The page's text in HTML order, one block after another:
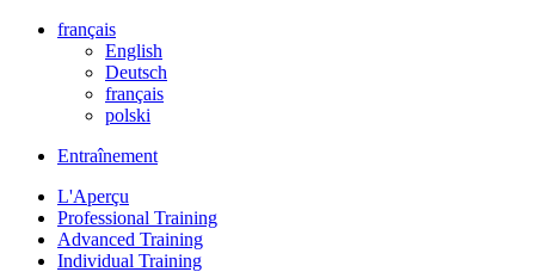
français
English
Deutsch
français
polski
Entraînement
L'Aperçu
Professional Training
Advanced Training
Individual Training